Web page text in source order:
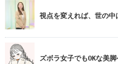
視点を変えれば、世の
ズボラ女子でもOKな美